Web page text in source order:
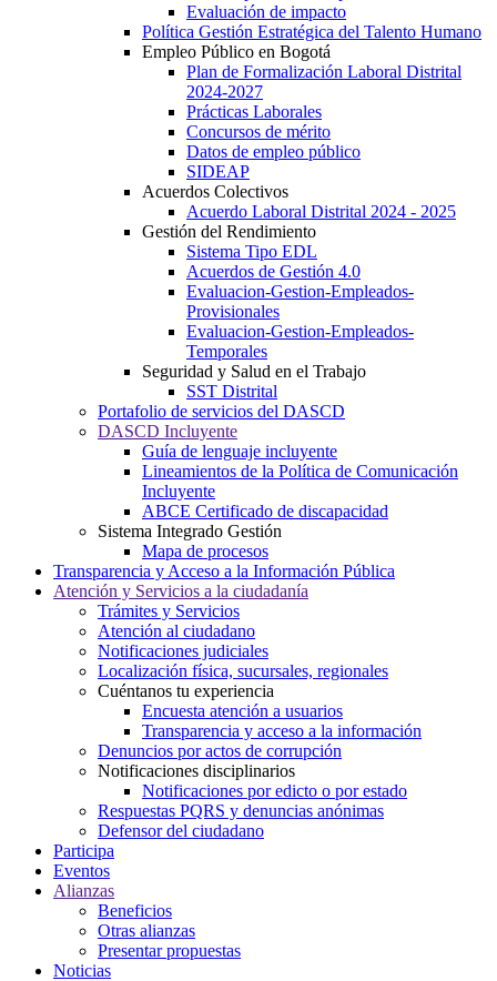
Evaluación de impacto
Política Gestión Estratégica del Talento Humano
Empleo Público en Bogotá
Plan de Formalización Laboral Distrital
2024-2027
Prácticas Laborales
Concursos de mérito
Datos de empleo público
SIDEAP
Acuerdos Colectivos
Acuerdo Laboral Distrital 2024 - 2025
Gestión del Rendimiento
Sistema Tipo EDL
Acuerdos de Gestión 4.0
Evaluacion-Gestion-Empleados-
Provisionales
Evaluacion-Gestion-Empleados-
Temporales
Seguridad y Salud en el Trabajo
SST Distrital
Portafolio de servicios del DASCD
DASCD Incluyente
Guía de lenguaje incluyente
Lineamientos de la Política de Comunicación
Incluyente
ABCE Certificado de discapacidad
Sistema Integrado Gestión
Mapa de procesos
Transparencia y Acceso a la Información Pública
Atención y Servicios a la ciudadanía
Trámites y Servicios
Atención al ciudadano
Notificaciones judiciales
Localización física, sucursales, regionales
Cuéntanos tu experiencia
Encuesta atención a usuarios
Transparencia y acceso a la información
Denuncios por actos de corrupción
Notificaciones disciplinarios
Notificaciones por edicto o por estado
Respuestas PQRS y denuncias anónimas
Defensor del ciudadano
Participa
Eventos
Alianzas
Beneficios
Otras alianzas
Presentar propuestas
Noticias